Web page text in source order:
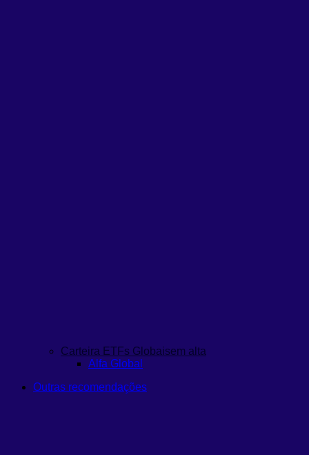
Carteira ETFs Globaisem alta
Alfa Global
Outras recomendações